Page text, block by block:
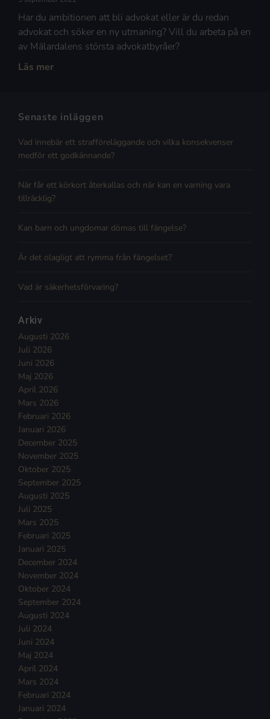
Har du ambitionen att bli advokat eller är du redan
advokat och söker en ny utmaning? Vill du arbeta på en
av Mälardalens största advokatbyråer?
Läs mer
Senaste inläggen
Vad innebär ett strafföreläggande och vilka konsekvenser
medför ett godkännande?
När får ett körkort återkallas och när kan en varning vara
tillräcklig?
Kan barn och ungdomar dömas till fängelse?
Är det olagligt att rymma från fängelset?
Vad är säkerhetsförvaring?
Arkiv
Augusti 2026
Juli 2026
Juni 2026
Maj 2026
April 2026
Mars 2026
Februari 2026
Januari 2026
December 2025
November 2025
Oktober 2025
September 2025
Augusti 2025
Juli 2025
Mars 2025
Februari 2025
Januari 2025
December 2024
November 2024
Oktober 2024
September 2024
Augusti 2024
Juli 2024
Juni 2024
Maj 2024
April 2024
Mars 2024
Februari 2024
Januari 2024